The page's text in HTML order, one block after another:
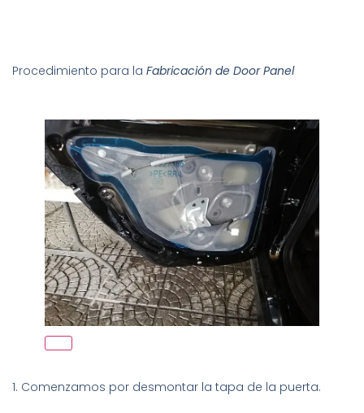
Procedimiento para la Fabricación de Door Panel
1. Comenzamos por desmontar la tapa de la puerta.